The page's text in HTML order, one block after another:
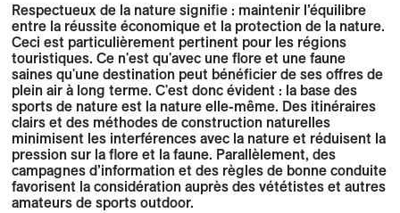
Respectueux de la nature signifie : maintenir l’équilibre
entre la réussite économique et la protection de la nature.
Ceci est particulièrement pertinent pour les régions
touristiques. Ce n'est qu'avec une flore et une faune
saines qu'une destination peut bénéficier de ses offres de
plein air à long terme. C'est donc évident : la base des
sports de nature est la nature elle-même. Des itinéraires
clairs et des méthodes de construction naturelles
minimisent les interférences avec la nature et réduisent la
pression sur la flore et la faune. Parallèlement, des
campagnes d’information et des règles de bonne conduite
favorisent la considération auprès des vététistes et autres
amateurs de sports outdoor.